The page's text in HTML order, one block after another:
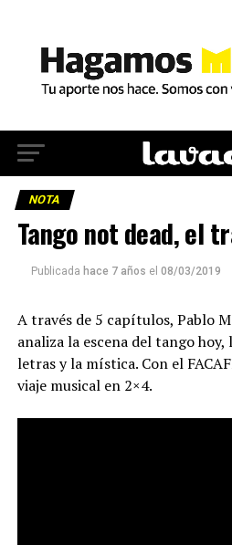
NOTA
Tango not dead, el
Publicada hace 7 años el 08/03/2019
A través de 5 capítulos, Pablo
analiza la escena del tango hoy,
letras y la mística. Con el
viaje musical en 2×4.